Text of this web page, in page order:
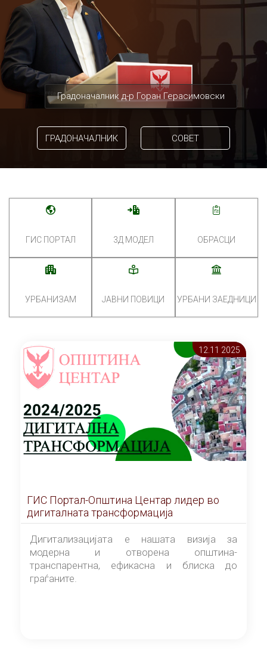
Градоначалник д-р Горан Герасимовски
ГРАДОНАЧАЛНИК СОВЕТ
ГИС ПОРТАЛ 3Д МОДЕЛ ОБРАСЦИ
УРБАНИЗАМ ЈАВНИ ПОВИЦИ УРБАНИ ЗАЕДНИЦИ
12.11 2025
ГИС Портал-Општина Центар лидер во
дигиталната трансформација
Дигитализацијата е нашата визија за
модерна и отворена општина-
транспарентна, ефикасна и блиска до
граѓаните.